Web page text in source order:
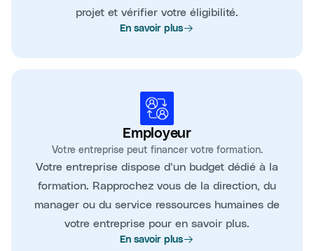
projet et vérifier votre éligibilité.
En savoir plus
Employeur
Votre entreprise peut financer votre formation.
Votre entreprise dispose d’un budget dédié à la
formation. Rapprochez vous de la direction, du
manager ou du service ressources humaines de
votre entreprise pour en savoir plus.
En savoir plus